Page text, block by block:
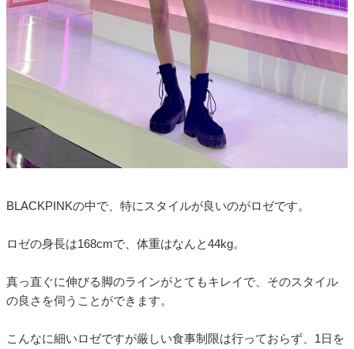
BLACKPINKの中で、特にスタイルが良いのがロゼです。
ロゼの身長は168cmで、体重はなんと44kg。
真っ直ぐに伸びる脚のラインがとてもキレイで、そのスタイル
の良さを伺うことができます。
こんなに細いロゼですが厳しい食事制限は行っておらず、1日を